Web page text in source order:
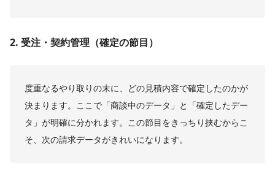
2. 受注・契約管理（確定の節目）
度重なるやり取りの末に、どの見積内容で確定したのかが
決まります。ここで「商談中のデータ」と「確定したデー
タ」が明確に分かれます。この節目をきっちり挟むからこ
そ、次の請求データがきれいになります。